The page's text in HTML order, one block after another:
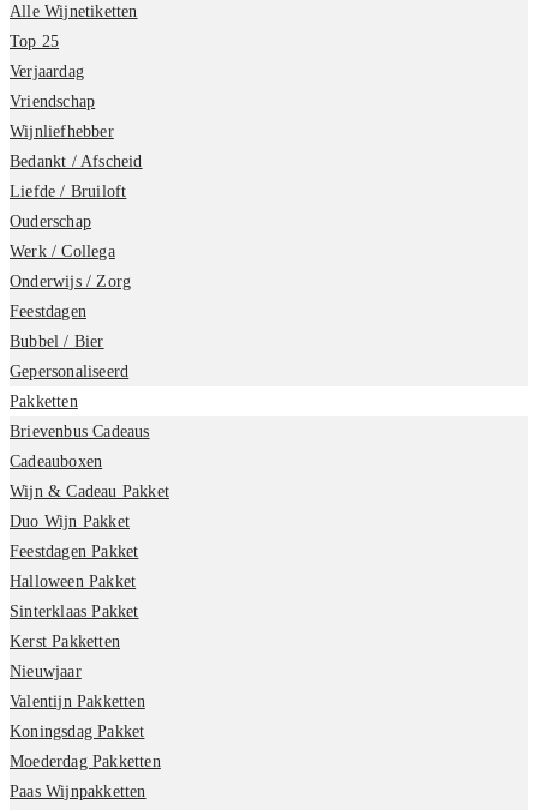
Alle Wijnetiketten
Top 25
Verjaardag
Vriendschap
Wijnliefhebber
Bedankt / Afscheid
Liefde / Bruiloft
Ouderschap
Werk / Collega
Onderwijs / Zorg
Feestdagen
Bubbel / Bier
Gepersonaliseerd
Pakketten
Brievenbus Cadeaus
Cadeauboxen
Wijn & Cadeau Pakket
Duo Wijn Pakket
Feestdagen Pakket
Halloween Pakket
Sinterklaas Pakket
Kerst Pakketten
Nieuwjaar
Valentijn Pakketten
Koningsdag Pakket
Moederdag Pakketten
Paas Wijnpakketten